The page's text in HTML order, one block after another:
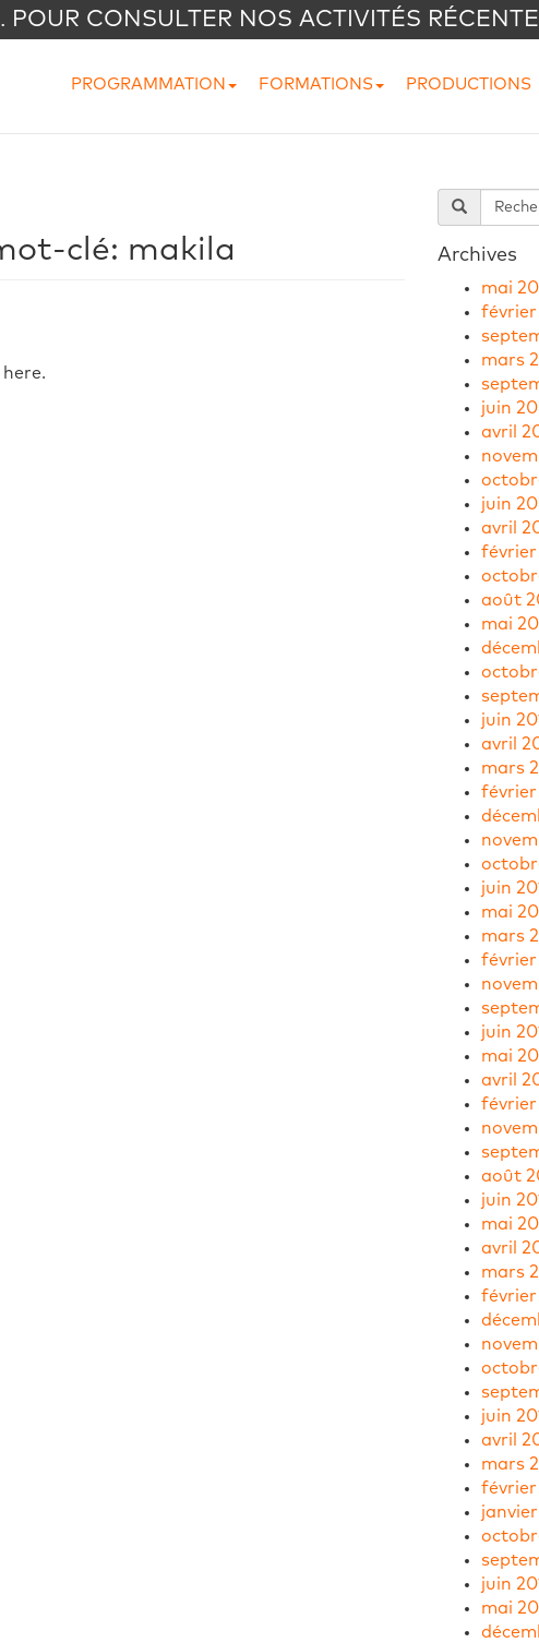
POUR CONSULTER NOS ACTIVITÉS
PROGRAMMATION FORMATIONS PRODUCTIONS
clé: makila Archives
mai
février
mars
juin
avril
juin
avril
février
août
mai
juin
avril
mars
février
juin
mai
mars
février
juin
mai
avril
février
août
juin
mai
avril
mars
février
juin
avril
mars
février
juin
mai